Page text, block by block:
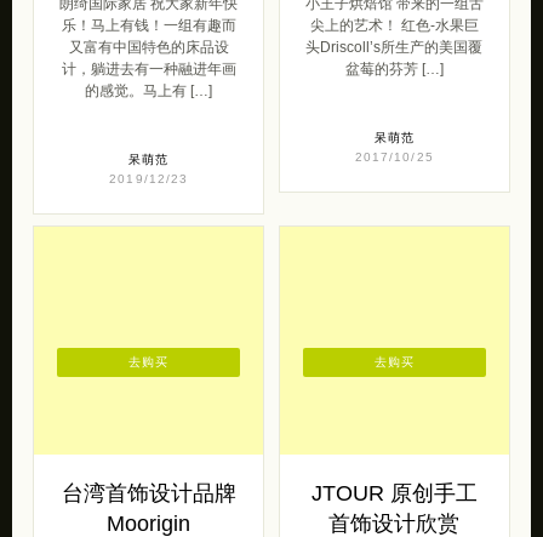
朗绮国际家居 祝大家新年快
乐！马上有钱！一组有趣而
又富有中国特色的床品设
计，躺进去有一种融进年画
的感觉。马上有 […]
呆萌范
2019/12/23
小王子烘焙馆 带来的一组舌
尖上的艺术！ 红色-水果巨
头Driscoll’s所生产的美国覆
盆莓的芬芳 […]
呆萌范
2017/10/25
台湾首饰设计品牌
Moorigin
去购买
JTOUR 原创手工
首饰设计欣赏
去购买